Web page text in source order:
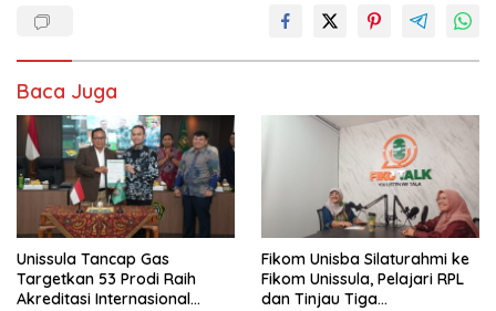
Baca Juga
Unissula Tancap Gas
Targetkan 53 Prodi Raih
Akreditasi Internasional
Fikom Unisba Silaturahmi ke
Fikom Unissula, Pelajari RPL
dan Tinjau Tiga